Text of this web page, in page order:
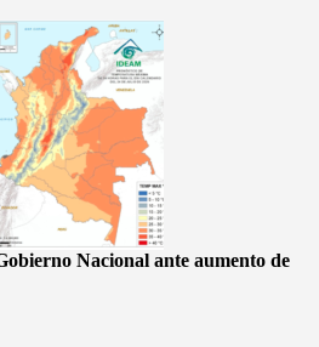
Nacional ante aumento de